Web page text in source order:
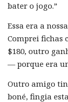
bater o jogo.”
Essa era a
Comprei fichas
$180, outro
— porque era
Outro amigo
boné, fingia